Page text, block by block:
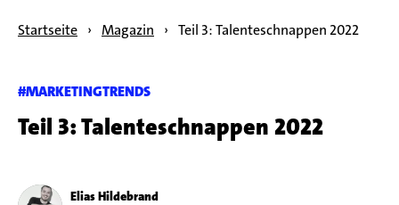
Startseite › Magazin › Teil 3: Talenteschnappen 2022
#MARKETINGTRENDS
Teil 3: Talenteschnappen 2022
Elias Hildebrand